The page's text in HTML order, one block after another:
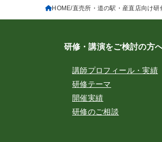
HOME 直売所・道の駅・産直店向け
研修・講演をご検討の方
講師プロフィール・実績
研修テーマ
開催実績
研修のご相談